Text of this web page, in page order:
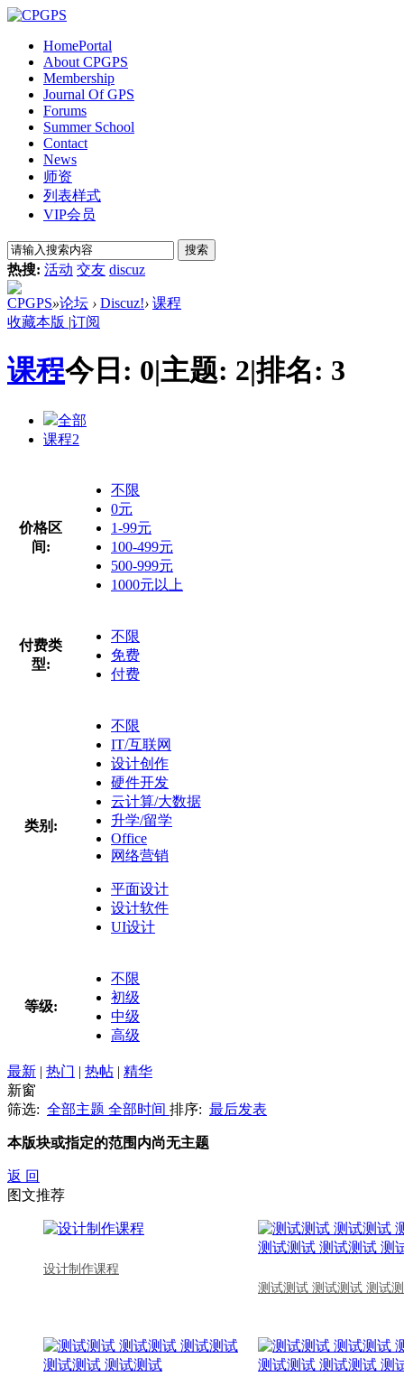
HomePortal
About CPGPS
Membership
Journal Of GPS
Forums
Summer School
Contact
News
师资
列表样式
VIP会员
搜索
热搜: 活动 交友 discuz
CPGPS»论坛 › Discuz!› 课程
收藏本版 |订阅
课程今日: 0|主题: 2|排名: 3
全部
课程2
价格区
间:
不限
0元
1-99元
100-499元
500-999元
1000元以上
付费类
型:
不限
免费
付费
类别:
不限
IT/互联网
设计创作
硬件开发
云计算/大数据
升学/留学
Office
网络营销
平面设计
设计软件
UI设计
等级:
不限
初级
中级
高级
最新 | 热门 | 热帖 | 精华
新窗
筛选: 全部主题 全部时间 排序: 最后发表
本版块或指定的范围内尚无主题
返 回
图文推荐
设计制作课程
测试测试 测试测试 测试